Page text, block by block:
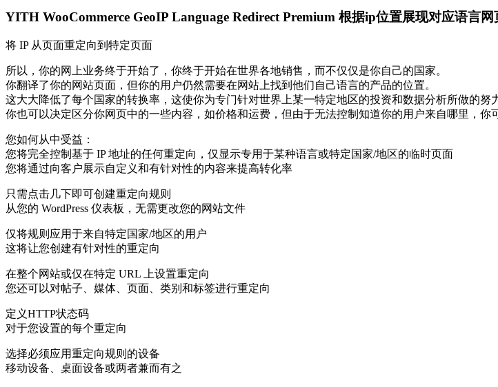
YITH WooCommerce GeoIP Language Redirect Premium 根据ip位置展现对应语言
将 IP 从页面重定向到特定页面
所以，你的网上业务终于开始了，你终于开始在世界各地销售，而不仅仅是你自己的国家。
你翻译了你的网站页面，但你的用户仍然需要在网站上找到他们自己语言的产品的位置。
这大大降低了每个国家的转换率，这使你为专门针对世界上某一特定地区的投资和数据分析所做的努
你也可以决定区分你网页中的一些内容，如价格和运费，但由于无法控制知道你的用户来自哪里，你
您如何从中受益：
您将完全控制基于 IP 地址的任何重定向，仅显示专用于某种语言或特定国家/地区的临时页面
您将通过向客户展示自定义和有针对性的内容来提高转化率
只需点击几下即可创建重定向规则
从您的 WordPress 仪表板，无需更改您的网站文件
仅将规则应用于来自特定国家/地区的用户
这将让您创建有针对性的重定向
在整个网站或仅在特定 URL 上设置重定向
您还可以对帖子、媒体、页面、类别和标签进行重定向
定义HTTP状态码
对于您设置的每个重定向
选择必须应用重定向规则的设备
移动设备、桌面设备或两者兼而有之